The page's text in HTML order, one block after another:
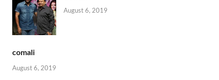
August 6, 2019
comali
August 6, 2019